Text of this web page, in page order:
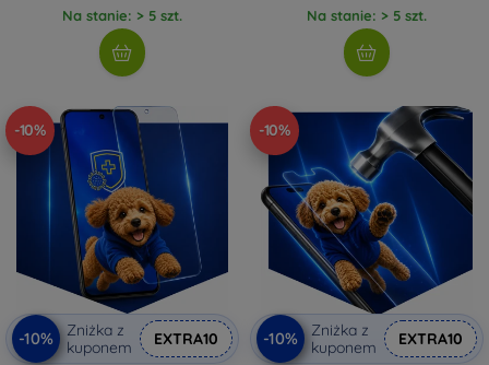
Na stanie: > 5 szt. Na stanie: > 5 szt.
-10%
-10%
Zniżka z
kuponem
EXTRA10
-10%
-10%
Zniżka z
kuponem
EXTRA10